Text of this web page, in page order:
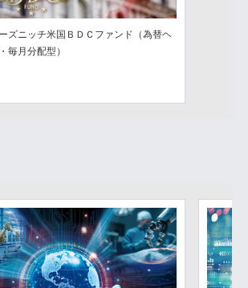
ズニッチ米国ＢＤＣファンド（為替ヘ
毎月分配型）